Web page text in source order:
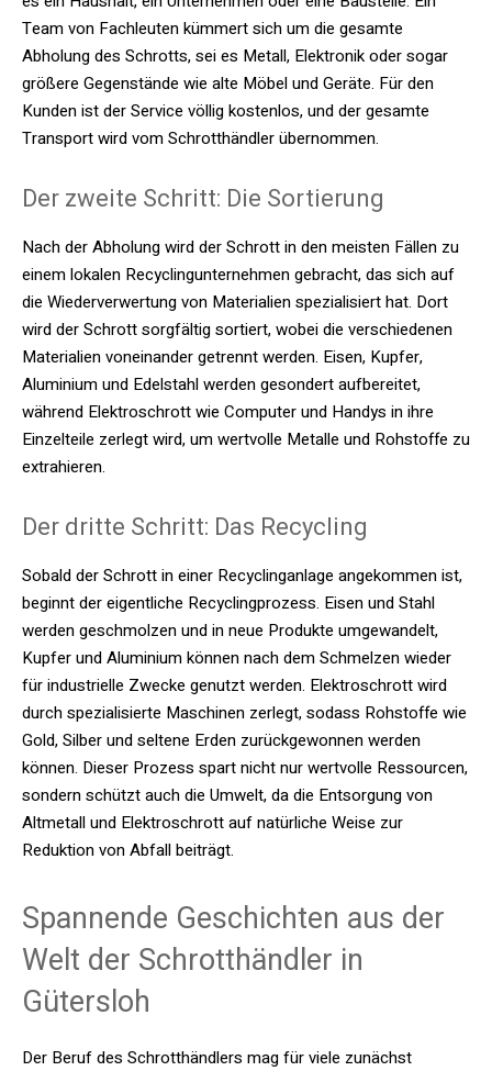
Team von Fachleuten kümmert sich um die gesamte
Abholung des Schrotts, sei es Metall, Elektronik oder sogar
größere Gegenstände wie alte Möbel und Geräte. Für den
Kunden ist der Service völlig kostenlos, und der gesamte
Transport wird vom Schrotthändler übernommen.
Der zweite Schritt: Die Sortierung
Nach der Abholung wird der Schrott in den meisten Fällen zu
einem lokalen Recyclingunternehmen gebracht, das sich auf
die Wiederverwertung von Materialien spezialisiert hat. Dort
wird der Schrott sorgfältig sortiert, wobei die verschiedenen
Materialien voneinander getrennt werden. Eisen, Kupfer,
Aluminium und Edelstahl werden gesondert aufbereitet,
während Elektroschrott wie Computer und Handys in ihre
Einzelteile zerlegt wird, um wertvolle Metalle und Rohstoffe zu
extrahieren.
Der dritte Schritt: Das Recycling
Sobald der Schrott in einer Recyclinganlage angekommen ist,
beginnt der eigentliche Recyclingprozess. Eisen und Stahl
werden geschmolzen und in neue Produkte umgewandelt,
Kupfer und Aluminium können nach dem Schmelzen wieder
für industrielle Zwecke genutzt werden. Elektroschrott wird
durch spezialisierte Maschinen zerlegt, sodass Rohstoffe wie
Gold, Silber und seltene Erden zurückgewonnen werden
können. Dieser Prozess spart nicht nur wertvolle Ressourcen,
sondern schützt auch die Umwelt, da die Entsorgung von
Altmetall und Elektroschrott auf natürliche Weise zur
Reduktion von Abfall beiträgt.
Spannende Geschichten aus der
Welt der Schrotthändler in
Gütersloh
Der Beruf des Schrotthändlers mag für viele zunächst